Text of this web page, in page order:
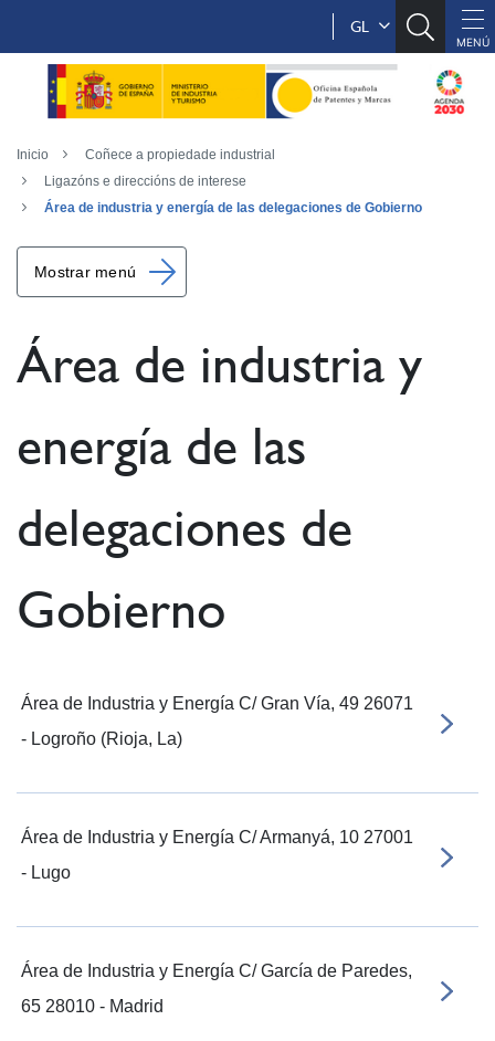
GL
Inicio
Coñece a propiedade industrial
Ligazóns e direccións de interese
Área de industria y energía de las delegaciones de Gobierno
Mostrar menú
Área de industria y
energía de las
delegaciones de
Gobierno
Área de Industria y Energía C/ Gran Vía, 49 26071
- Logroño (Rioja, La)
Área de Industria y Energía C/ Armanyá, 10 27001
- Lugo
Área de Industria y Energía C/ García de Paredes,
65 28010 - Madrid